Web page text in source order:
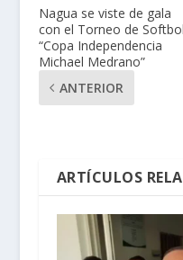
Nagua se viste de gala
con el Torneo de Softbol
“Copa Independencia
Michael Medrano”
ANTERIOR
ARTÍCULOS